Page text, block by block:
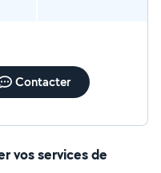
Contacter
vos services de